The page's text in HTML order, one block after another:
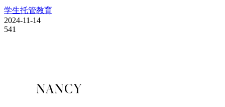
学生托管教育
2024-11-14
541